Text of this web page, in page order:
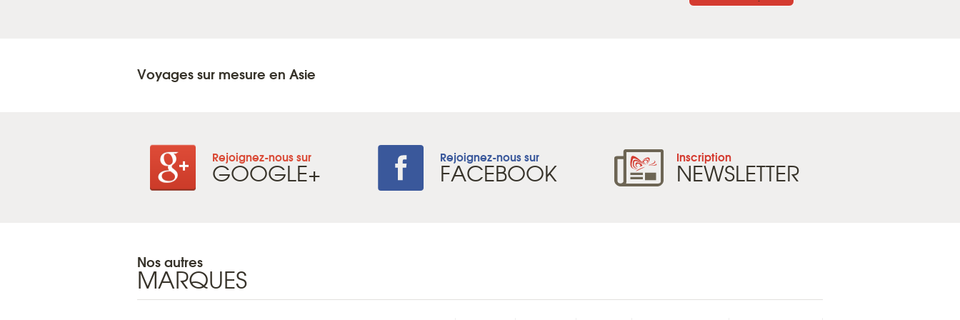
Voyages sur mesure en Asie
Rejoignez-nous sur
GOOGLE+ Rejoignez-nous sur
FACEBOOK Inscription
NEWSLETTER
Nos autres
MARQUES